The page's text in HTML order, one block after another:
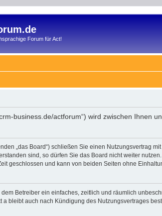
Forum für Act!
business.de/actforum“) wird zwischen Ihnen
„das Board“) schließen Sie einen
sind, so dürfen Sie das Board nicht weiter
geschlossen und kann von beiden Seiten ohne
Betreiber ein einfaches, zeitlich und räumlich
a bleibt auch nach Kündigung des Nutzungsvertrages